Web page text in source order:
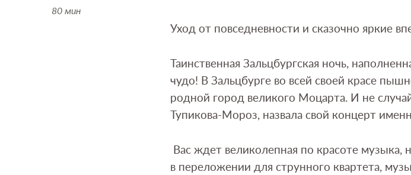
80 мин
Уход от повседневности и сказочно яркие
Таинственная Зальцбургская ночь,
чудо! В Зальцбурге во всей своей красе
родной город великого Моцарта. И не
Тупикова-Мороз, назвала свой концерт
Вас ждет великолепная по красоте музыка,
в переложении для струнного квартета,